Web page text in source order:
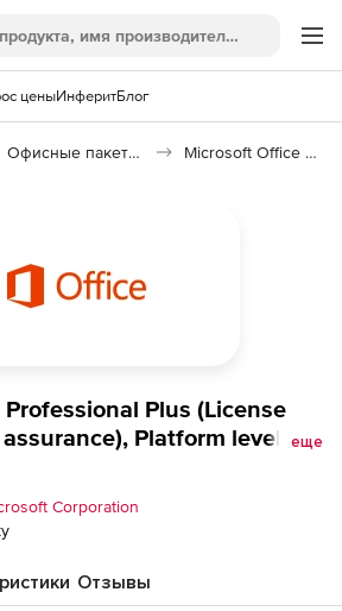
ценыИнферитБлог
Офисные пакеты Microsoft Office Microsoft Office Professional Plus (Open Value)
Plus (License
Platform level D 1
еще
Corporation
Отзывы